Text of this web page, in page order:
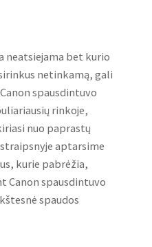
neatsiejama bet kurio
netinkamą, gali
spausdintuvo
rinkoje,
nuo paprastų
aptarsime
kurie pabrėžia,
Canon spausdintuvo
spaudos